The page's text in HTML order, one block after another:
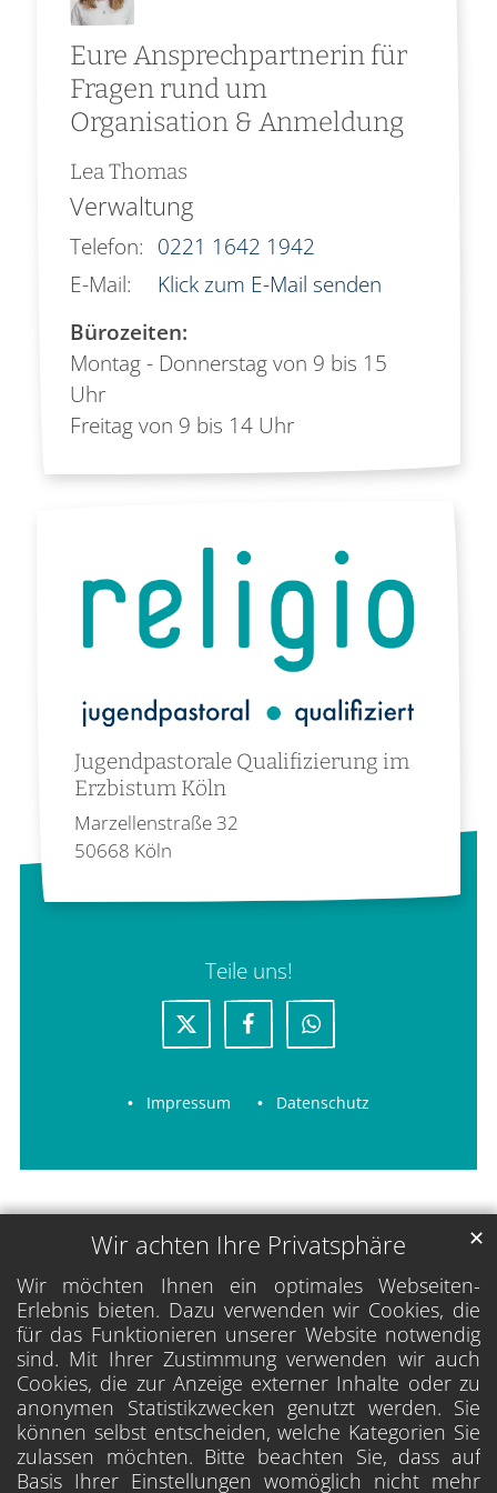
Wir achten Ihre Privatsphäre
Wir möchten Ihnen ein optimales Webseiten-
Erlebnis bieten. Dazu verwenden wir Cookies, die
für das Funktionieren unserer Website notwendig
sind. Mit Ihrer Zustimmung verwenden wir auch
Cookies, die zur Anzeige externer Inhalte oder zu
anonymen Statistikzwecken genutzt werden. Sie
können selbst entscheiden, welche Kategorien Sie
zulassen möchten. Bitte beachten Sie, dass auf
Basis Ihrer Einstellungen womöglich nicht mehr
✕
Eure Ansprechpartnerin für
Fragen rund um
Organisation & Anmeldung
LeaThomas
Verwaltung
Telefon: 0221 1642 1942
E-Mail:
Klick zum E-Mail senden
Bürozeiten:
Montag - Donnerstag von 9 bis 15
Uhr
Freitag von 9 bis 14 Uhr
Jugendpastorale Qualifizierung im
Erzbistum Köln
Marzellenstraße 32
50668 Köln
Teile uns!
Impressum Datenschutz